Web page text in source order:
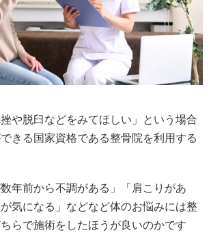
や脱臼などをみてほしい」という場合
きる国家資格である整骨院を利用する
年前から不調がある」「肩こりがあ
気になる」などなど体のお悩みには整
らで施術をしたほうが良いのかです